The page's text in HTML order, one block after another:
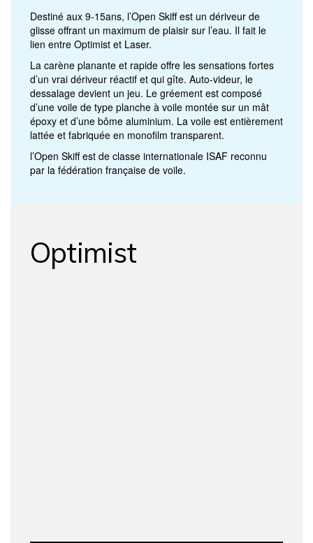
Destiné aux 9-15ans, l’Open Skiff est un dériveur de
glisse offrant un maximum de plaisir sur l’eau. Il fait le
lien entre Optimist et Laser.
La carène planante et rapide offre les sensations fortes
d’un vrai dériveur réactif et qui gîte. Auto-videur, le
dessalage devient un jeu. Le gréement est composé
d’une voile de type planche à voile montée sur un mât
époxy et d’une bôme aluminium. La voile est entièrement
lattée et fabriquée en monofilm transparent.
l’Open Skiff est de classe internationale ISAF reconnu
par la fédération française de voile.
Optimist